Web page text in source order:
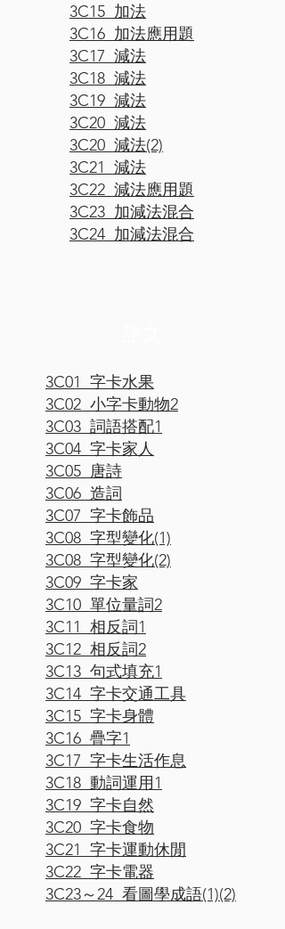
3C15 加法
3C16 加法應用題
3C17 減法
3C18 減法
3C19 減法
3C20 減法
3C20 減法(2)
3C21 減法
3C22 減法應用題
3C23 加減法混合
3C24 加減法混合
3C01 字卡水果
3C02 小字卡動物2
3C03 詞語搭配1
3C04 字卡家人
3C05 唐詩
3C06 造詞
3C07 字卡飾品
3C08 字型變化(1)
3C08 字型變化(2)
3C09 字卡家
3C10 單位量詞2
3C11 相反詞1
3C12 相反詞2
3C13 句式填充1
3C14 字卡交通工具
3C15 字卡身體
3C16 疊字1
3C17 字卡生活作息
3C18 動詞運用1
3C19 字卡自然
3C20 字卡食物
3C21 字卡運動休閒
3C22 字卡電器
3C23～24 看圖學成語(1)(2)